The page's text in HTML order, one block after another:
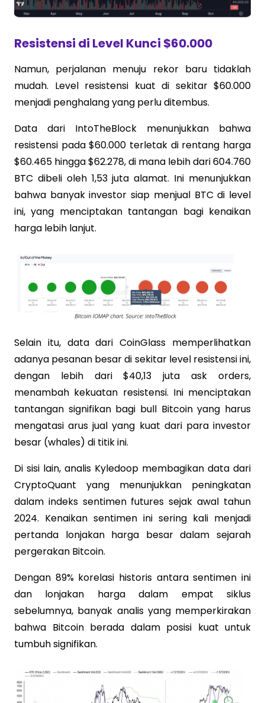
Resistensi di Level Kunci $60.000
Namun, perjalanan menuju rekor baru tidaklah
mudah. Level resistensi kuat di sekitar $60.000
menjadi penghalang yang perlu ditembus.
Data dari IntoTheBlock menunjukkan bahwa
resistensi pada $60.000 terletak di rentang harga
$60.465 hingga $62.278, di mana lebih dari 604.760
BTC dibeli oleh 1,53 juta alamat. Ini menunjukkan
bahwa banyak investor siap menjual BTC di level
ini, yang menciptakan tantangan bagi kenaikan
harga lebih lanjut.
Selain itu, data dari CoinGlass memperlihatkan
adanya pesanan besar di sekitar level resistensi ini,
dengan lebih dari $40,13 juta ask orders,
menambah kekuatan resistensi. Ini menciptakan
tantangan signifikan bagi bull Bitcoin yang harus
mengatasi arus jual yang kuat dari para investor
besar (whales) di titik ini.
Di sisi lain, analis Kyledoop membagikan data dari
CryptoQuant yang menunjukkan peningkatan
dalam indeks sentimen futures sejak awal tahun
2024. Kenaikan sentimen ini sering kali menjadi
pertanda lonjakan harga besar dalam sejarah
pergerakan Bitcoin.
Dengan 89% korelasi historis antara sentimen ini
dan lonjakan harga dalam empat siklus
sebelumnya, banyak analis yang memperkirakan
bahwa Bitcoin berada dalam posisi kuat untuk
tumbuh signifikan.